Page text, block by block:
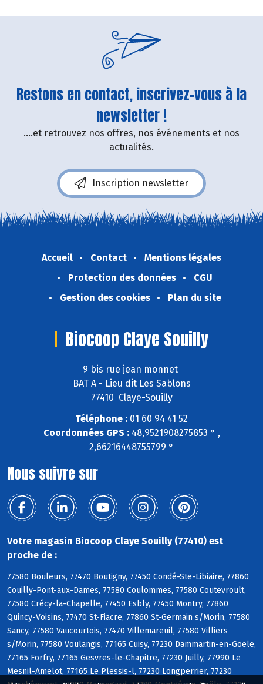
Restons en contact, inscrivez-vous à la
newsletter !
....et retrouvez nos offres, nos événements et nos
actualités.
Inscription newsletter
Accueil Contact
Mentions légales
Protection des données
CGU
Gestion des cookies
Plan du site
Biocoop Claye Souilly
9 bis rue jean monnet
BAT A - Lieu dit Les Sablons
77410 Claye-Souilly
Téléphone : 01 60 94 41 52
Coordonnées GPS :48,9521908275853 ° ,
2,66216448755799 °
Nous suivre sur
Votre magasin Biocoop Claye Souilly (77410) est
proche de :
77580 Bouleurs, 77470 Boutigny, 77450 Condé-Ste-Libiaire, 77860
Couilly-Pont-aux-Dames, 77580 Coulommes, 77580 Coutevroult,
77580 Crécy-la-Chapelle, 77450 Esbly, 77450 Montry, 77860
Quincy-Voisins, 77470 St-Fiacre, 77860 St-Germain s/Morin, 77580
Sancy, 77580 Vaucourtois, 77470 Villemareuil, 77580 Villiers
s/Morin, 77580 Voulangis, 77165 Cuisy, 77230 Dammartin-en-Goële,
77165 Forfry, 77165 Gesvres-le-Chapitre, 77230 Juilly, 77990 Le
Mesnil-Amelot, 77165 Le Plessis-l, 77230 Longperrier, 77230